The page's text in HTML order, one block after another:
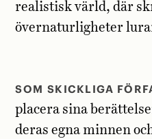
realistisk värld, där
övernaturligheter
SOM SKICKLIGA
placera sina
deras egna minnen